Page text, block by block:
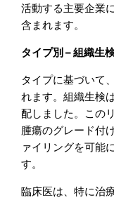
活動する主要企業
含まれます。
タイプ別 – 組織生
タイプに基づいて
れます。組織生検
配しました。この
腫瘍のグレード付
ァイリングを可能
す。
臨床医は、特に治